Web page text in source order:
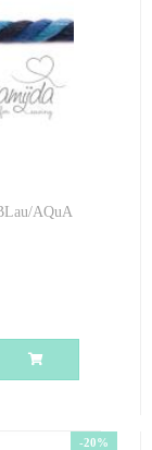
AQuA
-20%